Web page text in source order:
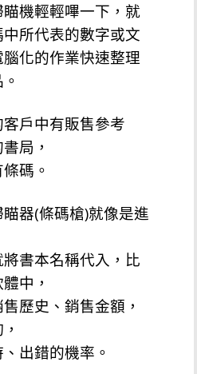
機輕輕嗶一下，就
所代表的數字或文
化的作業快速整理
戶中有販售參考
局，
碼。
器(條碼槍)就像是進
書本名稱代入，比
中，
歷史、銷售金額，
出錯的機率。